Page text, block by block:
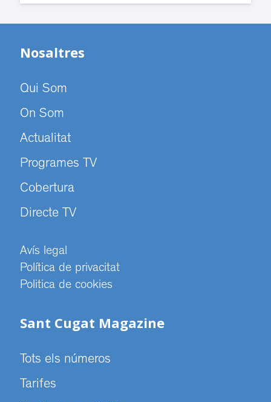
Nosaltres
Qui Som
On Som
Actualitat
Programes TV
Cobertura
Directe TV
Avís legal
Política de privacitat
Politica de cookies
Sant Cugat Magazine
Tots els números
Tarifes